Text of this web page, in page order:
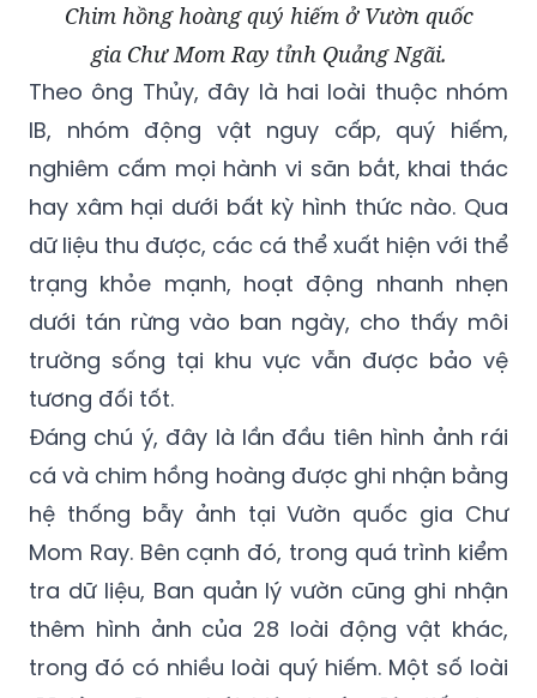
Chim hồng hoàng quý hiếm ở Vườn quốc
gia Chư Mom Ray tỉnh Quảng Ngãi.
Theo ông Thủy, đây là hai loài thuộc nhóm
IB, nhóm động vật nguy cấp, quý hiếm,
nghiêm cấm mọi hành vi săn bắt, khai thác
hay xâm hại dưới bất kỳ hình thức nào. Qua
dữ liệu thu được, các cá thể xuất hiện với thể
trạng khỏe mạnh, hoạt động nhanh nhẹn
dưới tán rừng vào ban ngày, cho thấy môi
trường sống tại khu vực vẫn được bảo vệ
tương đối tốt.
Đáng chú ý, đây là lần đầu tiên hình ảnh rái
cá và chim hồng hoàng được ghi nhận bằng
hệ thống bẫy ảnh tại Vườn quốc gia Chư
Mom Ray. Bên cạnh đó, trong quá trình kiểm
tra dữ liệu, Ban quản lý vườn cũng ghi nhận
thêm hình ảnh của 28 loài động vật khác,
trong đó có nhiều loài quý hiếm. Một số loài